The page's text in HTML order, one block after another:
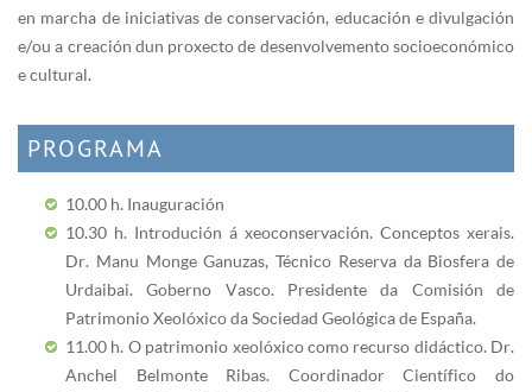
en marcha de iniciativas de conservación, educación e divulgación
e/ou a creación dun proxecto de desenvolvemento socioeconómico
e cultural.
PROGRAMA
10.00 h. Inauguración
10.30 h. Introdución á xeoconservación. Conceptos xerais.
Dr. Manu Monge Ganuzas, Técnico Reserva da Biosfera de
Urdaibai. Goberno Vasco. Presidente da Comisión de
Patrimonio Xeolóxico da Sociedad Geológica de España.
11.00 h. O patrimonio xeolóxico como recurso didáctico. Dr.
Anchel Belmonte Ribas. Coordinador Científico do